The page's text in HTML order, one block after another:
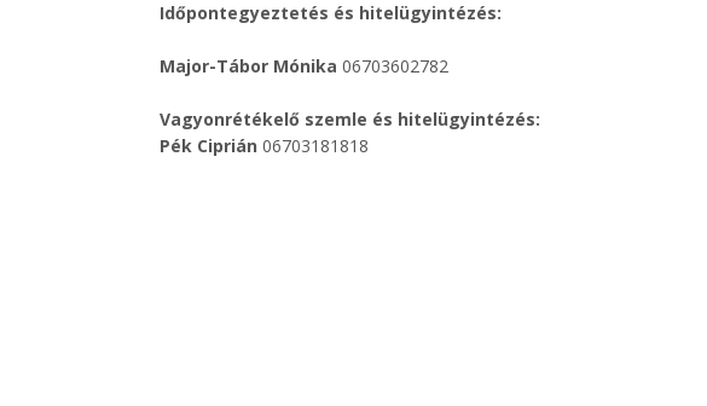
Időpontegyeztetés és hitelügyintézés:
Major-Tábor Mónika 06703602782
Vagyonrétékelő szemle és hitelügyintézés:
Pék Ciprián 06703181818